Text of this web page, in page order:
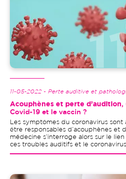
11-05-2022 - Perte auditive et
Acouphènes et perte d’audition,
Covid-19 et le vaccin ?
Les symptômes du coronavirus sont
être responsables d’acouphènes et
médecine s’interroge alors sur le
ces troubles auditifs et le
Image